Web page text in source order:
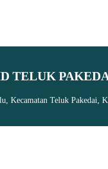
TELUK
Kecamatan Teluk Pakedai,